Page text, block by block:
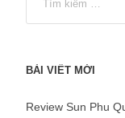
BÀI VIẾT MỚI
Review Sun Phu